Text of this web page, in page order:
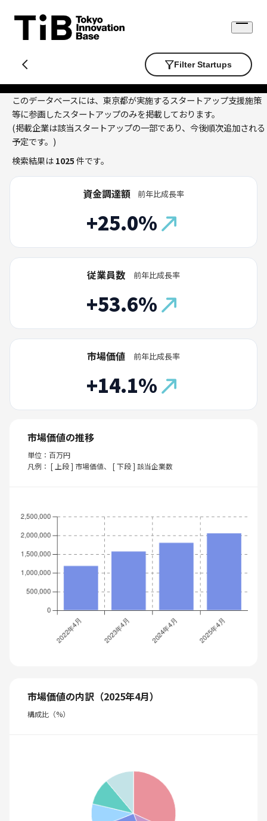
content
Open
Filter Startups
このデータベースには、東京都が実施するスタートアップ支援施策
等に参画したスタートアップのみを掲載しております。
(掲載企業は該当スタートアップの一部であり、今後順次追加される
予定です。)
検索結果は 1025 件です。
資金調達額
+25.0%
前年比成長率
従業員数
+53.6%
前年比成長率
市場価値
+14.1%
前年比成長率
市場価値の推移
単位：百万円
凡例： [ 上段 ] 市場価値、 [ 下段 ] 該当企業数
市場価値の内訳（2025年4月）
構成比（%）